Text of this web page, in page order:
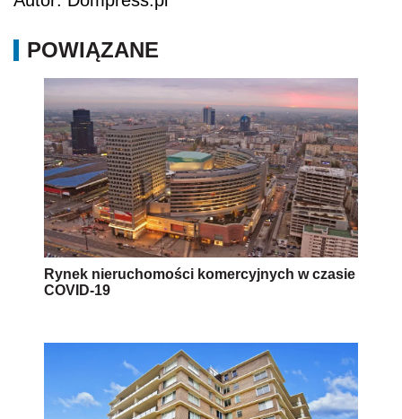
POWIĄZANE
Rynek nieruchomości komercyjnych w czasie
COVID-19